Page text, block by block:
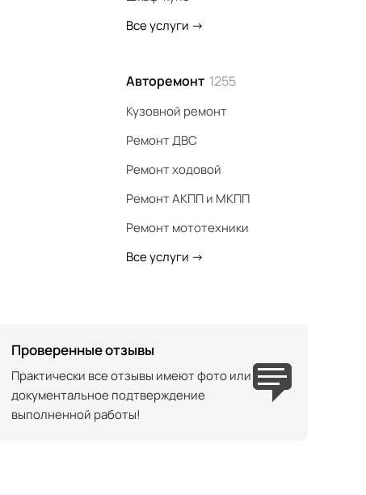
Все услуги ->
Авторемонт 1255
Кузовной ремонт
Ремонт ДВС
Ремонт ходовой
Ремонт АКПП и МКПП
Ремонт мототехники
Все услуги ->
Проверенные отзывы
Практически все отзывы имеют фото или
документальное подтверждение
выполненной работы!